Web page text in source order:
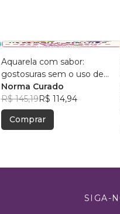
Aquarela com sabor:
gostosuras sem o uso de
esboço
Norma Curado
R$ 145,19R$ 114,94
Comprar
SIGA-